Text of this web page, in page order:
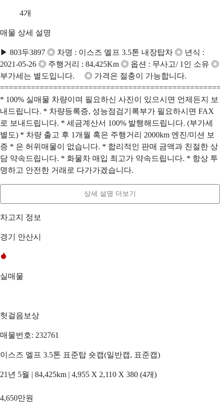
4개
매물 상세 설명
▶ 803두3897 ◎ 차명 : 이스즈 엘프 3.5톤 내장탑차 ◎ 년식 :
2021-05-26 ◎ 주행거리 : 84,425Km ◎ 옵션 : 무사고/ 1인 소유 ◎
부가세는 별도입니다. ◎ 가격은 절충이 가능합니다.
* 100% 실매물 차량이며 필요하신 사진이 있으시면 언제든지 보
내드립니다. * 차량등록증, 성능점검기록부가 필요하시면 FAX
로 보내드립니다. * 세금계산서 100% 발행해드립니다. (부가세
별도) * 차량 출고 후 1개월 혹은 주행거리 2000km 엔진/미션 보
증 * 은 허위매물이 없습니다. * 합리적인 판매 금액과 친절한 상
담 약속드립니다. * 화물차 매입 최고가 약속드립니다. * 항상 투
명하고 안전한 거래로 다가가겠습니다.
상세 설명 더보기
차고지 정보
경기 안산시
실매물
헛걸음보상
매물번호: 232761
이스즈 엘프 3.5톤 표준탑 숏캡(일반캡, 표준캡)
21년 5월 | 84,425km | 4,955 X 2,110 X 380 (4개)
4,650만원